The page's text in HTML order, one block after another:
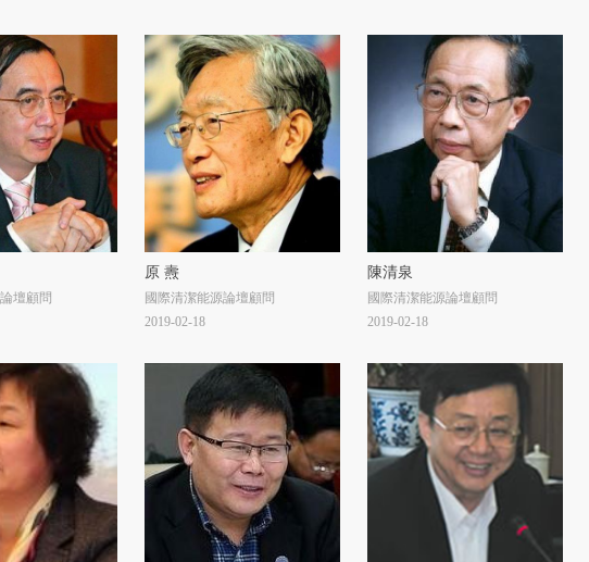
壇顧問
原 燾
國際清潔能源論壇顧問
2019-02-18
陳清泉
國際清潔能源論壇顧問
2019-02-18